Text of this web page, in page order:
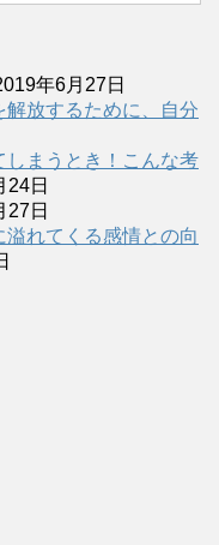
年6月27日
放するために、自分
まうとき！こんな考
24日
27日
れてくる感情との向